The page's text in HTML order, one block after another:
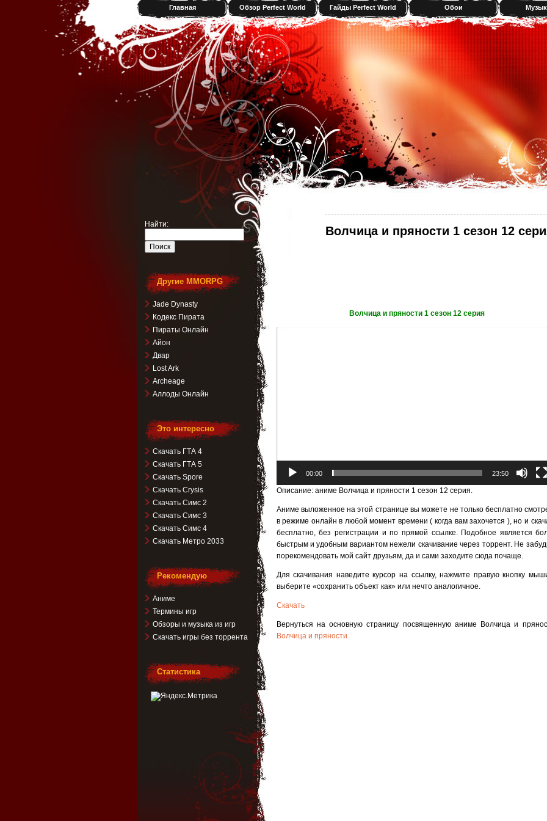
Главная Обзор Perfect World Гайды Perfect World Обои
Волчица и пряности 1 сезон 12
Волчица и пряности 1 сезон 12 серия
00:00 23:50
Описание: аниме Волчица и пряности 1 сезон 12 серия.
Аниме выложенное на этой странице вы можете не только бесплатно
в режиме онлайн в любой момент времени ( когда вам захочется ), но и
бесплатно, без регистрации и по прямой ссылке. Подобное является
быстрым и удобным вариантом нежели скачивание через торрент. Не
порекомендовать мой сайт друзьям, да и сами заходите сюда почаще.
Для скачивания наведите курсор на ссылку, нажмите правую кнопку
выберите «сохранить объект как» или нечто аналогичное.
Скачать
Вернуться на основную страницу посвященную аниме Волчица и
Волчица и пряности
Найти:
Другие MMORPG
Jade Dynasty
Кодекс Пирата
Пираты Онлайн
Айон
Двар
Lost Ark
Archeage
Аллоды Онлайн
Это интересно
Скачать ГТА 4
Скачать ГТА 5
Скачать Spore
Скачать Crysis
Скачать Симс 2
Скачать Симс 3
Скачать Симс 4
Скачать Метро 2033
Рекомендую
Аниме
Термины игр
Обзоры и музыка из игр
Скачать игры без торрента
Статистика